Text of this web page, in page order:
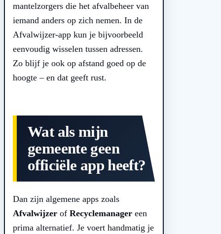
mantelzorgers die het afvalbeheer van
iemand anders op zich nemen. In de
Afvalwijzer-app kun je bijvoorbeeld
eenvoudig wisselen tussen adressen.
Zo blijf je ook op afstand goed op de
hoogte – en dat geeft rust.
Wat als mijn
gemeente geen
officiële app heeft?
Dan zijn algemene apps zoals
Afvalwijzer of Recyclemanager een
prima alternatief. Je voert handmatig je